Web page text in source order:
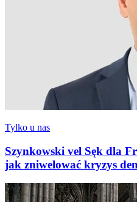
Tylko u nas
Szynkowski vel Sęk dla
jak zniwelować kryzys